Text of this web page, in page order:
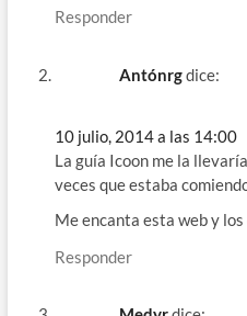
Responder
Antónrgdice:
10 julio, 2014 a las 14:00
La guía Icoon me la
veces que estaba
Me encanta esta web y
Responder